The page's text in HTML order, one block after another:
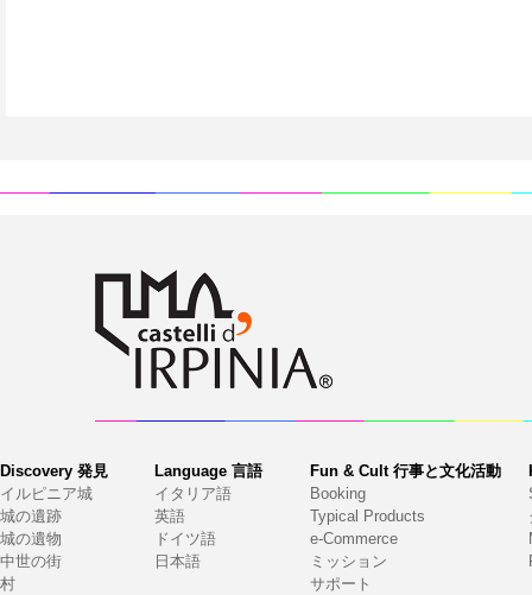
Discovery 発見
イルピニア城
城の遺跡
城の遺物
中世の街
村
Language 言語
イタリア語
英語
ドイツ語
日本語
Fun & Cult 行事と文化活動
Booking
Typical Products
e-Commerce
ミッション
サポート